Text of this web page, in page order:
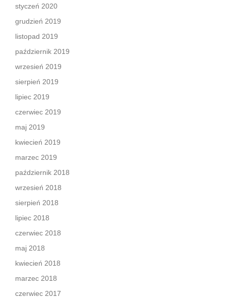
styczeń 2020
grudzień 2019
listopad 2019
październik 2019
wrzesień 2019
sierpień 2019
lipiec 2019
czerwiec 2019
maj 2019
kwiecień 2019
marzec 2019
październik 2018
wrzesień 2018
sierpień 2018
lipiec 2018
czerwiec 2018
maj 2018
kwiecień 2018
marzec 2018
czerwiec 2017